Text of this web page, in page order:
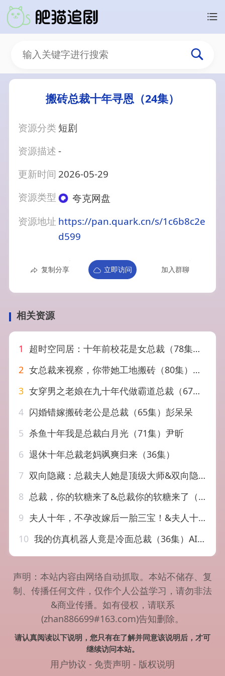
搬砖总裁十年寻恩（24集）
资源分类 短剧
资源描述-
更新时间 2026-05-29
资源类型
夸克网盘
资源地址 https://pan.quark.cn/s/1c6b8c2e
d599
复制分享 立即访问 加入群聊
相关资源
1
超时空同居：十年前校花是女总裁（78集）胡文飞＆王锤锤
2 女总裁来视察，你带她工地搬砖（80集）朱亚楠&杨盼盼
3 女穿男之老娘在九十年代做霸道总裁（67集）
4 闪婚错嫁搬砖老公是总裁（65集）彭呆呆
5 杀鱼十年我是总裁白月光（71集）尹昕
6 退休十年总裁老妈飒爽归来（36集）
7 双向隐藏：总裁夫人她是顶级大师&双向隐藏总裁夫人她是顶级大师（78集）AI短剧
8 总裁，你的软糖来了&总裁你的软糖来了（30集）AI短剧
9 夫人十年，不孕改嫁后一胎三宝！&夫人十年不孕改嫁后一胎三宝（60集）AI短剧
10 我的仿真机器人竟是冷面总裁（36集）AI短剧
声明：本站内容由网络自动抓取。本站不储存、复
制、传播任何文件，仅作个人公益学习，请勿非法
&商业传播。如有侵权，请联系
(zhan886699#163.com)告知删除。
请认真阅读以下说明，您只有在了解并同意该说明后，才可
继续访问本站。
用户协议 - 免责声明 - 版权说明